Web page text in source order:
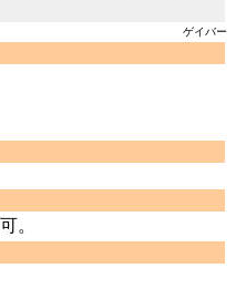
ゲイバー
。